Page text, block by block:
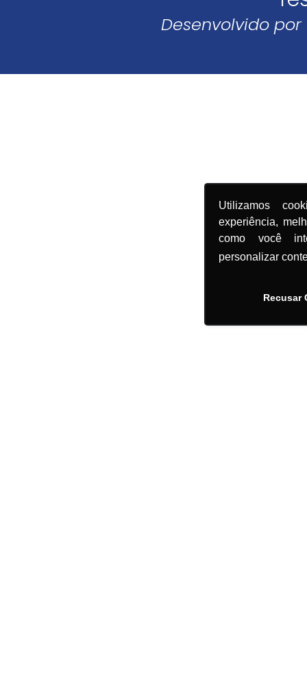
Utilizamos
experiência,
como você
personalizar
Recusar
Desenvolvido por